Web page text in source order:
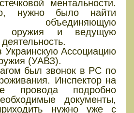
ментальности.
нужно было найти
объединяющую
оружия и ведущую
Украинскую Ассоциацию
(УАВЗ).
был звонок в РС по
Инспектор на
провода подробно
документы,
нужно уже с